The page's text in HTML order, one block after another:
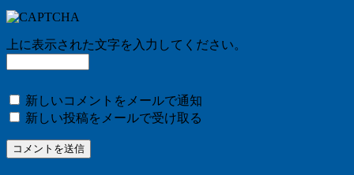
上に表示された文字を入力してください。
新しいコメントをメールで通知
新しい投稿をメールで受け取る